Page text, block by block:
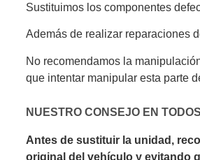
Sustituimos los componentes
Además de realizar reparaciones
No recomendamos la
que intentar manipular esta parte
NUESTRO CONSEJO EN
Antes de sustituir la unidad,
original del vehículo y evitando